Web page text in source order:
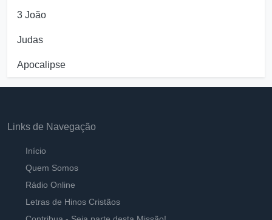
3 João
Judas
Apocalipse
Links de Navegação
Início
Quem Somos
Rádio Online
Letras de Hinos Cristãos